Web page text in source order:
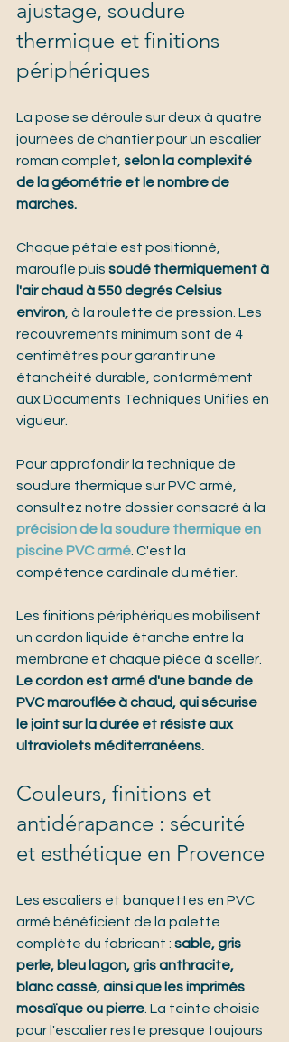
ajustage, soudure
thermique et finitions
périphériques
La pose se déroule sur deux à quatre
journées de chantier pour un escalier
roman complet, selon la complexité
de la géométrie et le nombre de
marches.
Chaque pétale est positionné,
marouflé puis soudé thermiquement à
l'air chaud à 550 degrés Celsius
environ, à la roulette de pression. Les
recouvrements minimum sont de 4
centimètres pour garantir une
étanchéité durable, conformément
aux Documents Techniques Unifiés en
vigueur.
Pour approfondir la technique de
soudure thermique sur PVC armé,
consultez notre dossier consacré à la
précision de la soudure thermique en
piscine PVC armé. C'est la
compétence cardinale du métier.
Les finitions périphériques mobilisent
un cordon liquide étanche entre la
membrane et chaque pièce à sceller.
Le cordon est armé d'une bande de
PVC marouflée à chaud, qui sécurise
le joint sur la durée et résiste aux
ultraviolets méditerranéens.
Couleurs, finitions et
antidérapance : sécurité
et esthétique en Provence
Les escaliers et banquettes en PVC
armé bénéficient de la palette
complète du fabricant : sable, gris
perle, bleu lagon, gris anthracite,
blanc cassé, ainsi que les imprimés
mosaïque ou pierre. La teinte choisie
pour l'escalier reste presque toujours